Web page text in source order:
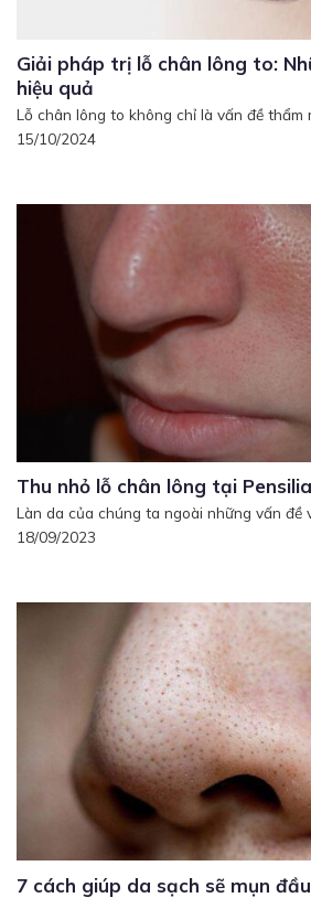
Giải pháp trị lỗ chân lông to:
hiệu quả
Lỗ chân lông to không chỉ là vấn đề thẩm
15/10/2024
Thu nhỏ lỗ chân lông tại Pensilia
Làn da của chúng ta ngoài những vấn đề
18/09/2023
7 cách giúp da sạch sẽ mụn